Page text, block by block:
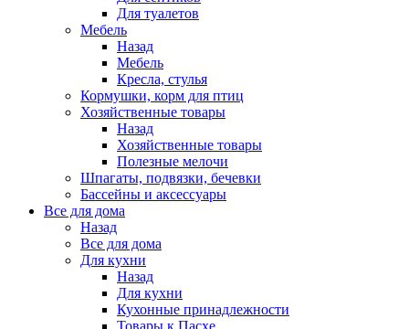
Для туалетов
Мебель
Назад
Мебель
Кресла, стулья
Кормушки, корм для птиц
Хозяйственные товары
Назад
Хозяйственные товары
Полезные мелочи
Шпагаты, подвязки, бечевки
Бассейны и аксессуары
Все для дома
Назад
Все для дома
Для кухни
Назад
Для кухни
Кухонные принадлежности
Товары к Пасхе